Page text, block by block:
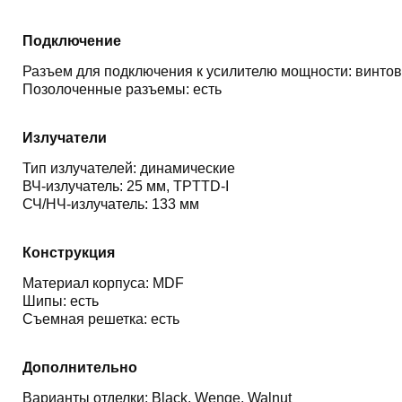
Подключение
Разъем для подключения к усилителю мощности:
Позолоченные разъемы: есть
Излучатели
Тип излучателей: динамические
ВЧ-излучатель: 25 мм, TPTTD-I
СЧ/НЧ-излучатель: 133 мм
Конструкция
Материал корпуса: MDF
Шипы: есть
Съемная решетка: есть
Дополнительно
Варианты отделки: Black, Wenge, Walnut